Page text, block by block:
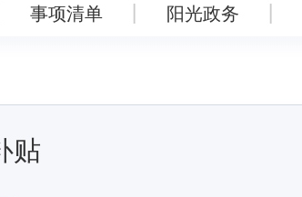
事项清单 阳光政务
贴